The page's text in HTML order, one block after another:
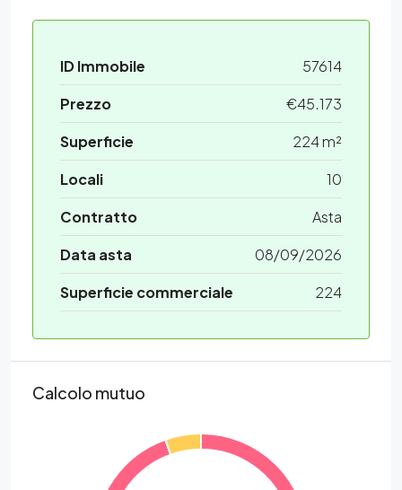
ID Immobile
57614
Prezzo
€45.173
Superficie
224 m²
Locali
10
Contratto
Asta
Data asta
08/09/2026
Superficie commerciale
224
Calcolo mutuo